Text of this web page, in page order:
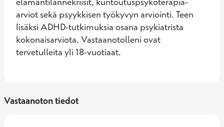
arviot sekä psyykkisen työkyvyn arviointi. Teen
lisäksi ADHD-tutkimuksia osana psykiatrista
kokonaisarviota. Vastaanotolleni ovat
tervetulleita yli 18-vuotiaat.
Vastaanoton tiedot